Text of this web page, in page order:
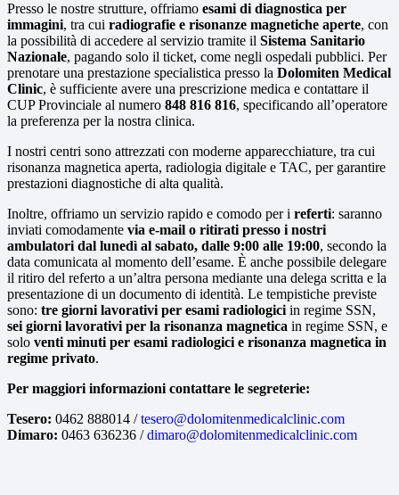
Presso le nostre strutture, offriamo esami di diagnostica per
immagini, tra cui radiografie e risonanze magnetiche aperte, con
la possibilità di accedere al servizio tramite il Sistema Sanitario
Nazionale, pagando solo il ticket, come negli ospedali pubblici. Per
prenotare una prestazione specialistica presso la Dolomiten Medical
Clinic, è sufficiente avere una prescrizione medica e contattare il
CUP Provinciale al numero 848 816 816, specificando all’operatore
la preferenza per la nostra clinica.
I nostri centri sono attrezzati con moderne apparecchiature, tra cui
risonanza magnetica aperta, radiologia digitale e TAC, per garantire
prestazioni diagnostiche di alta qualità.
Inoltre, offriamo un servizio rapido e comodo per i referti: saranno
inviati comodamente via e-mail o ritirati presso i nostri
ambulatori dal lunedì al sabato, dalle 9:00 alle 19:00, secondo la
data comunicata al momento dell’esame. È anche possibile delegare
il ritiro del referto a un’altra persona mediante una delega scritta e la
presentazione di un documento di identità. Le tempistiche previste
sono: tre giorni lavorativi per esami radiologici in regime SSN,
sei giorni lavorativi per la risonanza magnetica in regime SSN, e
solo venti minuti per esami radiologici e risonanza magnetica in
regime privato.
Per maggiori informazioni contattare le segreterie:
Tesero: 0462 888014 /tesero@dolomitenmedicalclinic.com
Dimaro: 0463 636236 /dimaro@dolomitenmedicalclinic.com